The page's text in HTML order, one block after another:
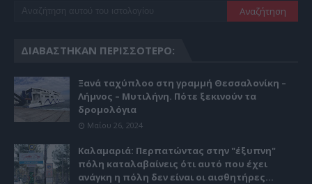
ΔΙΑΒΆΣΤΗΚΑΝ ΠΕΡΙΣΣΌΤΕΡΟ:
Ξανά ταχύπλοο στη γραμμή Θεσσαλονίκη –
Λήμνος – Μυτιλήνη. Πότε ξεκινούν τα
δρομολόγια
Μαΐου 26, 2024
Καλαμαριά: Περπατώντας στην "έξυπνη"
πόλη καταλαβαίνεις ότι αυτό που έχει
ανάγκη η πόλη δεν είναι οι αισθητήρες...